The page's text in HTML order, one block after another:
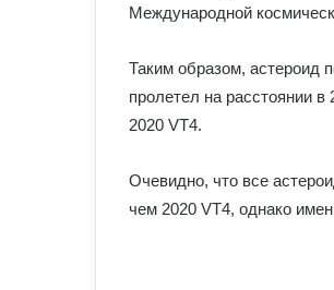
Международной
Таким образом, астероид
пролетел на расстоянии
2020 VT4.
Очевидно, что все
чем 2020 VT4, однако